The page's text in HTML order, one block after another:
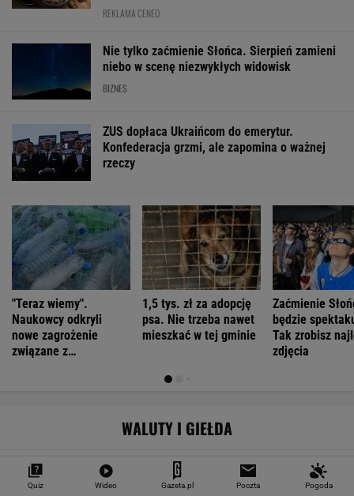
REKLAMA CENEO
Nie tylko zaćmienie Słońca. Sierpień zamieni
niebo w scenę niezwykłych widowisk
BIZNES
ZUS dopłaca Ukraińcom do emerytur.
Konfederacja grzmi, ale zapomina o ważnej
rzeczy
"Teraz wiemy".
Naukowcy odkryli
nowe zagrożenie
związane z
1,5 tys. zł za adopcję
psa. Nie trzeba nawet
mieszkać w tej gminie
Zaćmienie
będzie
Tak zrobisz
zdjęcia
WALUTY I GIEŁDA
EUR
4,2983
USD
3,7187
4,6027
5,0166
151 782,92
Quiz Wideo Gazeta.pl Poczta Pogoda